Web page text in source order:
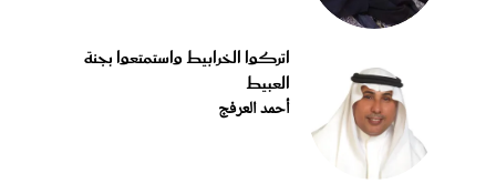
اتركوا الخرابيط واستمتعوا بجنة
العبيط
أحمد العرفج